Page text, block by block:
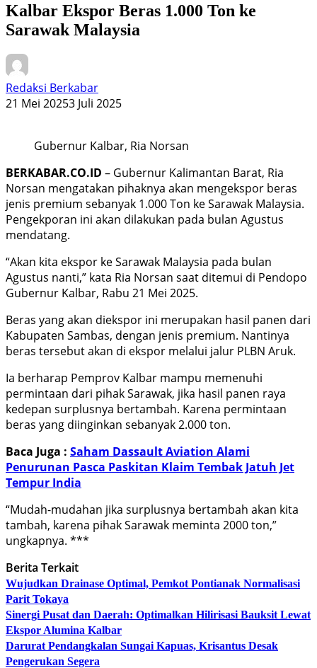
Kalbar Ekspor Beras 1.000 Ton ke
Sarawak Malaysia
Redaksi Berkabar
21 Mei 20253 Juli 2025
Gubernur Kalbar, Ria Norsan
BERKABAR.CO.ID – Gubernur Kalimantan Barat, Ria
Norsan mengatakan pihaknya akan mengekspor beras
jenis premium sebanyak 1.000 Ton ke Sarawak Malaysia.
Pengekporan ini akan dilakukan pada bulan Agustus
mendatang.
“Akan kita ekspor ke Sarawak Malaysia pada bulan
Agustus nanti,” kata Ria Norsan saat ditemui di Pendopo
Gubernur Kalbar, Rabu 21 Mei 2025.
Beras yang akan diekspor ini merupakan hasil panen dari
Kabupaten Sambas, dengan jenis premium. Nantinya
beras tersebut akan di ekspor melalui jalur PLBN Aruk.
Ia berharap Pemprov Kalbar mampu memenuhi
permintaan dari pihak Sarawak, jika hasil panen raya
kedepan surplusnya bertambah. Karena permintaan
beras yang diinginkan sebanyak 2.000 ton.
Baca Juga : Saham Dassault Aviation Alami
Penurunan Pasca Paskitan Klaim Tembak Jatuh Jet
Tempur India
“Mudah-mudahan jika surplusnya bertambah akan kita
tambah, karena pihak Sarawak meminta 2000 ton,”
ungkapnya. ***
Berita Terkait
Wujudkan Drainase Optimal, Pemkot Pontianak Normalisasi
Parit Tokaya
Sinergi Pusat dan Daerah: Optimalkan Hilirisasi Bauksit Lewat
Ekspor Alumina Kalbar
Darurat Pendangkalan Sungai Kapuas, Krisantus Desak
Pengerukan Segera